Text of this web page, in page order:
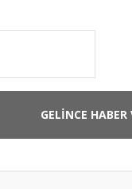
GELİNCE HABER